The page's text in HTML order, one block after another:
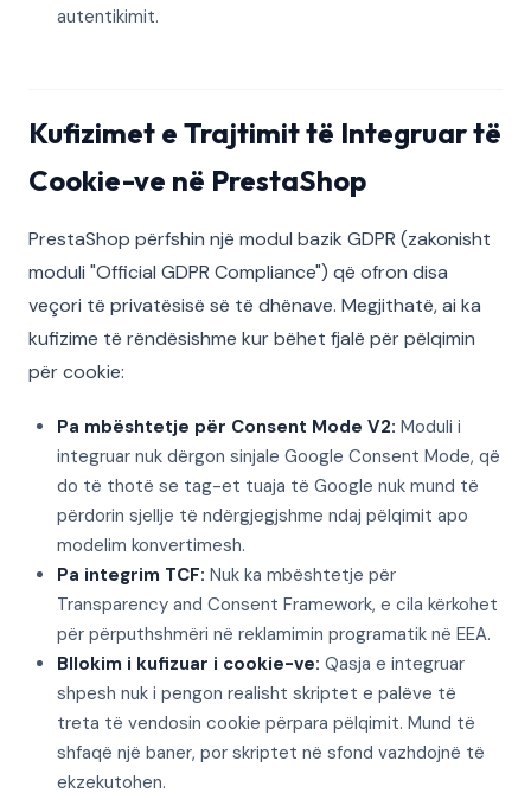
autentikimit.
Kufizimet e Trajtimit të Integruar të
Cookie-ve në PrestaShop
PrestaShop përfshin një modul bazik GDPR (zakonisht
moduli "Official GDPR Compliance") që ofron disa
veçori të privatësisë së të dhënave. Megjithatë, ai ka
kufizime të rëndësishme kur bëhet fjalë për pëlqimin
për cookie:
Pa mbështetje për Consent Mode V2: Moduli i
integruar nuk dërgon sinjale Google Consent Mode, që
do të thotë se tag-et tuaja të Google nuk mund të
përdorin sjellje të ndërgjegjshme ndaj pëlqimit apo
modelim konvertimesh.
Pa integrim TCF: Nuk ka mbështetje për
Transparency and Consent Framework, e cila kërkohet
për përputhshmëri në reklamimin programatik në EEA.
Bllokim i kufizuar i cookie-ve: Qasja e integruar
shpesh nuk i pengon realisht skriptet e palëve të
treta të vendosin cookie përpara pëlqimit. Mund të
shfaqë një baner, por skriptet në sfond vazhdojnë të
ekzekutohen.